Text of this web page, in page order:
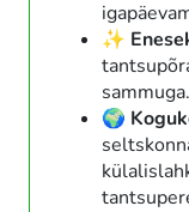
✨
sammuga.
🌍